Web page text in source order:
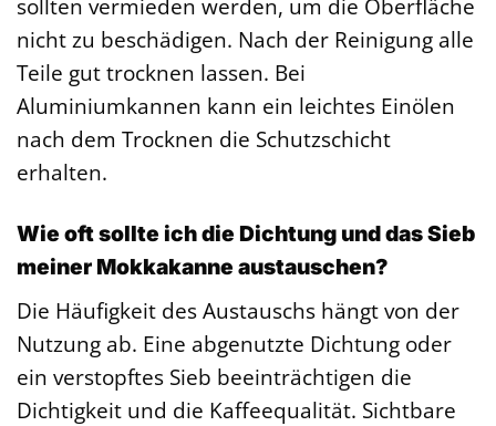
sollten vermieden werden, um die Oberfläche
nicht zu beschädigen. Nach der Reinigung alle
Teile gut trocknen lassen. Bei
Aluminiumkannen kann ein leichtes Einölen
nach dem Trocknen die Schutzschicht
erhalten.
Wie oft sollte ich die Dichtung und das Sieb
meiner Mokkakanne austauschen?
Die Häufigkeit des Austauschs hängt von der
Nutzung ab. Eine abgenutzte Dichtung oder
ein verstopftes Sieb beeinträchtigen die
Dichtigkeit und die Kaffeequalität. Sichtbare